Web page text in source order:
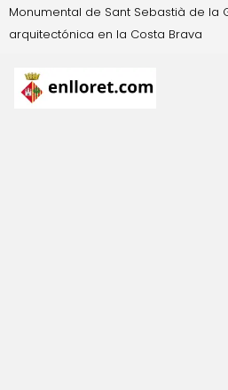
Monumental de Sant Sebastià de la
arquitectónica en la Costa Brava